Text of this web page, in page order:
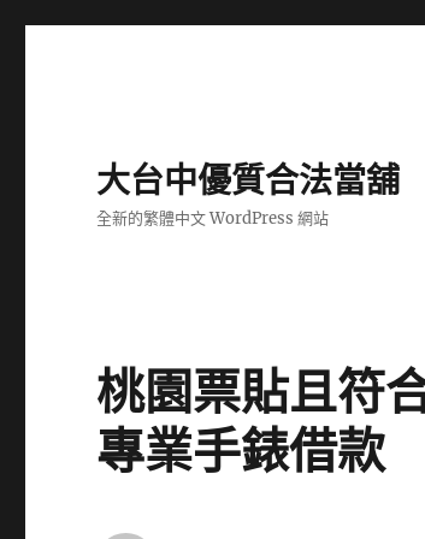
大台中優質合法當舖
全新的繁體中文 WordPress 網站
桃園票貼且符
專業手錶借款